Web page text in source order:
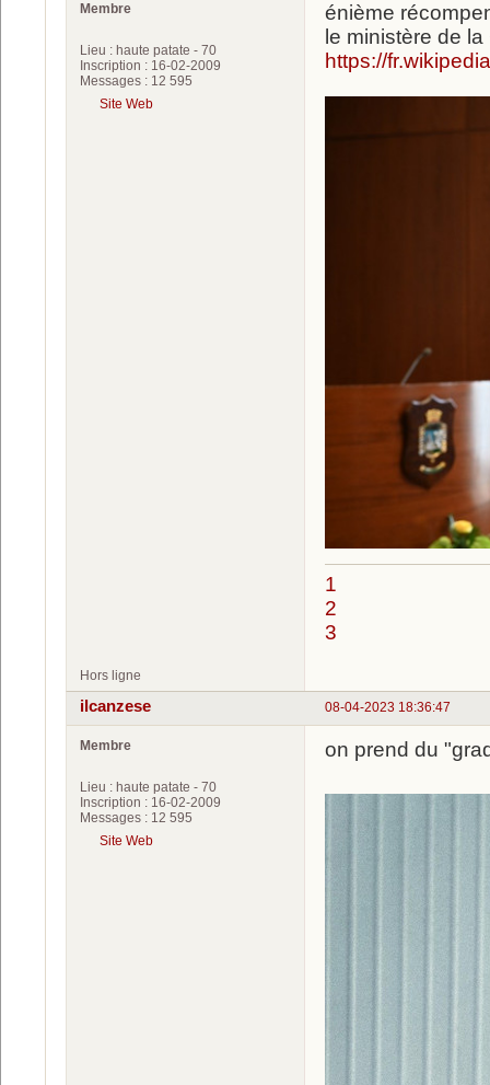
Membre
Lieu : haute patate - 70
Inscription : 16-02-2009
Messages : 12 595
Site Web
énième
le ministère de
https://
1
2
3
Hors ligne
08-04-2023 18:36:47
ilcanzese
Membre
Lieu : haute patate - 70
Inscription : 16-02-2009
Messages : 12 595
Site Web
on prend du